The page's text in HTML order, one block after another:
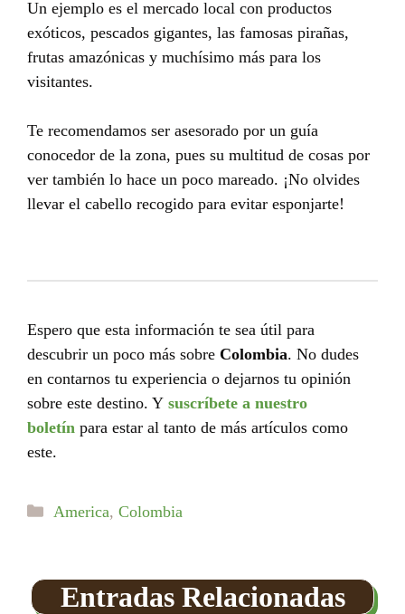
Un ejemplo es el mercado local con productos
exóticos, pescados gigantes, las famosas pirañas,
frutas amazónicas y muchísimo más para los
visitantes.
Te recomendamos ser asesorado por un guía
conocedor de la zona, pues su multitud de cosas por
ver también lo hace un poco mareado. ¡No olvides
llevar el cabello recogido para evitar esponjarte!
Espero que esta información te sea útil para
descubrir un poco más sobre Colombia. No dudes
en contarnos tu experiencia o dejarnos tu opinión
sobre este destino. Y suscríbete a nuestro
boletín para estar al tanto de más artículos como
este.
Categorías
America, Colombia
Entradas Relacionadas